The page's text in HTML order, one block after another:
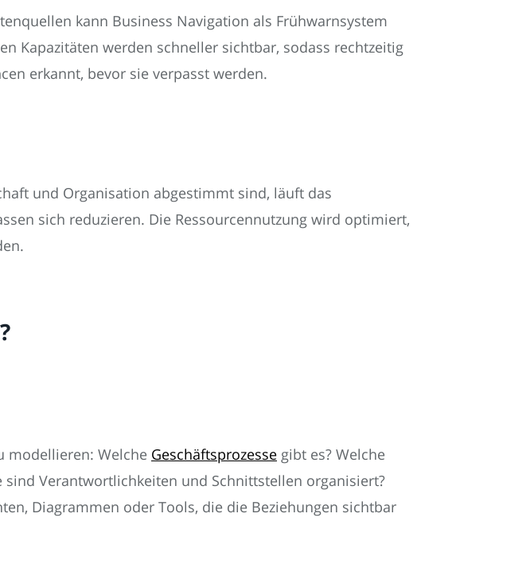
kann Business Navigation als Frühwarnsystem
Kapazitäten werden schneller sichtbar, sodass rechtzeitig
erkannt, bevor sie verpasst werden.
und Organisation abgestimmt sind, läuft das
sich reduzieren. Die Ressourcennutzung wird optimiert,
modellieren: Welche Geschäftsprozesse gibt es? Welche
sind Verantwortlichkeiten und Schnittstellen organisiert?
Diagrammen oder Tools, die die Beziehungen sichtbar